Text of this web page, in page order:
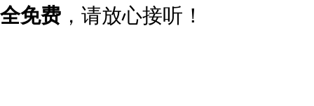
全免费 ，请放心接听！